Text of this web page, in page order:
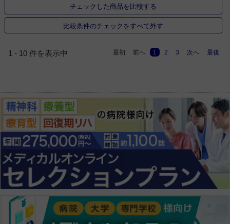
チェックした商品を比較する
比較条件のチェックをすべて外す
1 - 10 件を表示中 最初 前へ 1 2 3 次へ 最後